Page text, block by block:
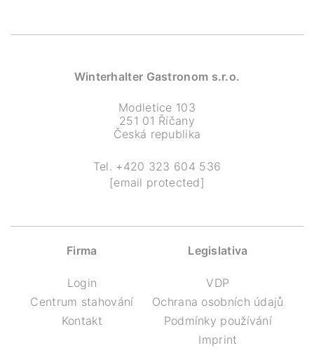
Winterhalter Gastronom s.r.o.
Modletice 103
251 01 Říčany
Česká republika
Tel. +420 323 604 536
[email protected]
Firma
Login
Centrum stahování
Kontakt
Legislativa
VDP
Ochrana osobních údajů
Podmínky používání
Imprint